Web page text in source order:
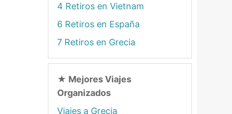
4 Retiros en Vietnam
6 Retiros en España
7 Retiros en Grecia
★ Mejores Viajes
Organizados
Viajes a Grecia